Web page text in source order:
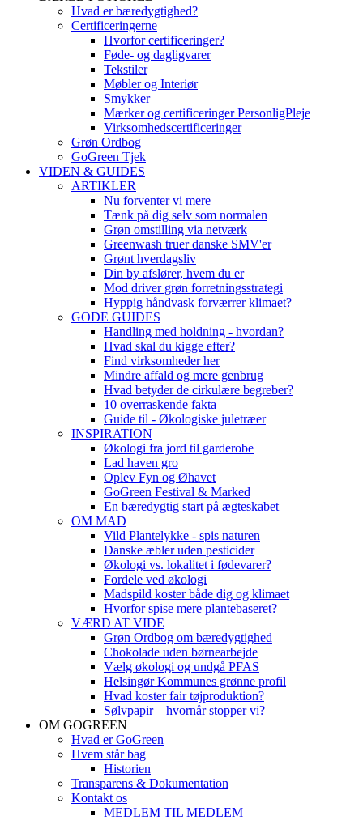
Hvad er bæredygtighed?
Certificeringerne
Hvorfor certificeringer?
Føde- og dagligvarer
Tekstiler
Møbler og Interiør
Smykker
Mærker og certificeringer PersonligPleje
Virksomhedscertificeringer
Grøn Ordbog
GoGreen Tjek
VIDEN & GUIDES
ARTIKLER
Nu forventer vi mere
Tænk på dig selv som normalen
Grøn omstilling via netværk
Greenwash truer danske SMV'er
Grønt hverdagsliv
Din by afslører, hvem du er
Mod driver grøn forretningsstrategi
Hyppig håndvask forværrer klimaet?
GODE GUIDES
Handling med holdning - hvordan?
Hvad skal du kigge efter?
Find virksomheder her
Mindre affald og mere genbrug
Hvad betyder de cirkulære begreber?
10 overraskende fakta
Guide til - Økologiske juletræer
INSPIRATION
Økologi fra jord til garderobe
Lad haven gro
Oplev Fyn og Øhavet
GoGreen Festival & Marked
En bæredygtig start på ægteskabet
OM MAD
Vild Plantelykke - spis naturen
Danske æbler uden pesticider
Økologi vs. lokalitet i fødevarer?
Fordele ved økologi
Madspild koster både dig og klimaet
Hvorfor spise mere plantebaseret?
VÆRD AT VIDE
Grøn Ordbog om bæredygtighed
Chokolade uden børnearbejde
Vælg økologi og undgå PFAS
Helsingør Kommunes grønne profil
Hvad koster fair tøjproduktion?
Sølvpapir – hvornår stopper vi?
OM GOGREEN
Hvad er GoGreen
Hvem står bag
Historien
Transparens & Dokumentation
Kontakt os
MEDLEM TIL MEDLEM